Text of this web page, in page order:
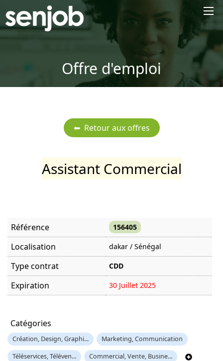
Offre d'emploi
Assistant Commercial
Référence 156405
Localisation dakar / Sénégal
Type contrat CDD
Expiration 30 Juillet 2025
Catégories
Création, Design, Graphi... Marketing, Communication
Téléservices, Téléven... Commercial, Vente, Busine...